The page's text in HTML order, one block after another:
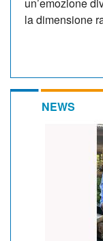
la dimensione
NEWS